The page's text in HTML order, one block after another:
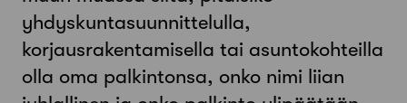
yhdyskuntasuunnittelulla,
korjausrakentamisella tai asuntokohteilla
olla oma palkintonsa, onko nimi liian